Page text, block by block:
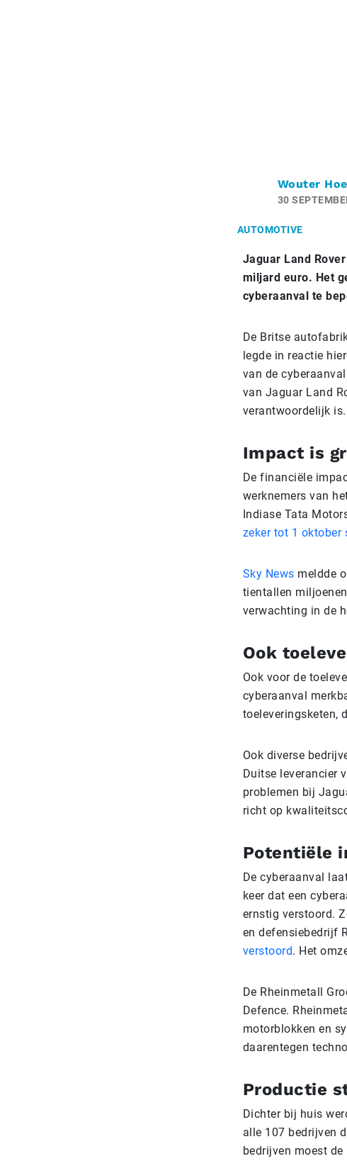
Wouter
30
AUTOMOTIVE
Jaguar Land
miljard euro. Het
cyberaanval te
De Britse
legde in reactie
van de
van Jaguar Land
verantwoordelijk is.
Impact is
De financiële
werknemers van
Indiase Tata
zeker tot 1 oktober
Sky News meldde
tientallen
verwachting in de
Ook
Ook voor de
cyberaanval
toeleveringsketen,
Ook diverse
Duitse leverancier
problemen bij
richt op
Potentiële
De cyberaanval
keer dat een
ernstig verstoord.
en de­fen­sie­be­drijf
verstoord. Het
De Rheinmetall
Defence.
motorblokken en
daarentegen
Productie
Dichter bij huis
alle 107 bedrijven
bedrijven moest